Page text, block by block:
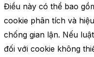
Điều này có thể bao
cookie phân tích và
chống gian lận. Nếu
đối với cookie không